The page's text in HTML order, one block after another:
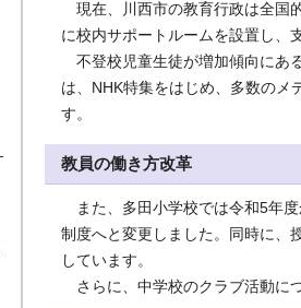
現在、川西市の教育行政は全国
に校内サポートルームを設置し、
不登校児童生徒が増加傾向にあ
は、NHK特集をはじめ、多数のメ
す。
教員の働き方改革
また、多田小学校では令和5年度
制度へと変更しました。同時に、
しています。
さらに、中学校のクラブ活動に